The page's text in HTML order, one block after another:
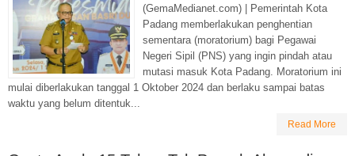
(GemaMedianet.com) | Pemerintah Kota
Padang memberlakukan penghentian
sementara (moratorium) bagi Pegawai
Negeri Sipil (PNS) yang ingin pindah atau
mutasi masuk Kota Padang. Moratorium ini
mulai diberlakukan tanggal 1 Oktober 2024 dan berlaku sampai batas
waktu yang belum ditentuk...
Read More